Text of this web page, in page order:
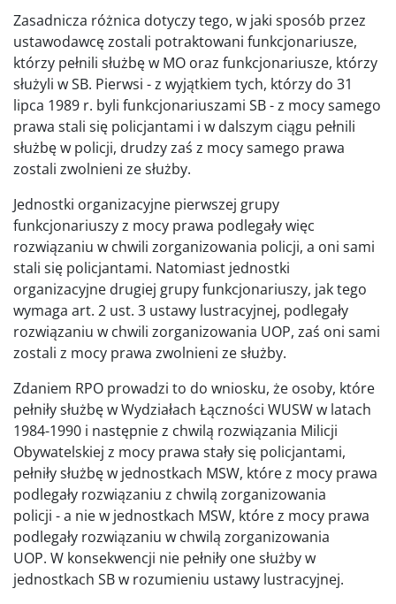
Zasadnicza różnica dotyczy tego, w jaki sposób przez
ustawodawcę zostali potraktowani funkcjonariusze,
którzy pełnili służbę w MO oraz funkcjonariusze, którzy
służyli w SB. Pierwsi - z wyjątkiem tych, którzy do 31
lipca 1989 r. byli funkcjonariuszami SB - z mocy samego
prawa stali się policjantami i w dalszym ciągu pełnili
służbę w policji, drudzy zaś z mocy samego prawa
zostali zwolnieni ze służby.
Jednostki organizacyjne pierwszej grupy
funkcjonariuszy z mocy prawa podlegały więc
rozwiązaniu w chwili zorganizowania policji, a oni sami
stali się policjantami. Natomiast jednostki
organizacyjne drugiej grupy funkcjonariuszy, jak tego
wymaga art. 2 ust. 3 ustawy lustracyjnej, podlegały
rozwiązaniu w chwili zorganizowania UOP, zaś oni sami
zostali z mocy prawa zwolnieni ze służby.
Zdaniem RPO prowadzi to do wniosku, że osoby, które
pełniły służbę w Wydziałach Łączności WUSW w latach
1984-1990 i następnie z chwilą rozwiązania Milicji
Obywatelskiej z mocy prawa stały się policjantami,
pełniły służbę w jednostkach MSW, które z mocy prawa
podlegały rozwiązaniu z chwilą zorganizowania
policji - a nie w jednostkach MSW, które z mocy prawa
podlegały rozwiązaniu w chwilą zorganizowania
UOP. W konsekwencji nie pełniły one służby w
jednostkach SB w rozumieniu ustawy lustracyjnej.